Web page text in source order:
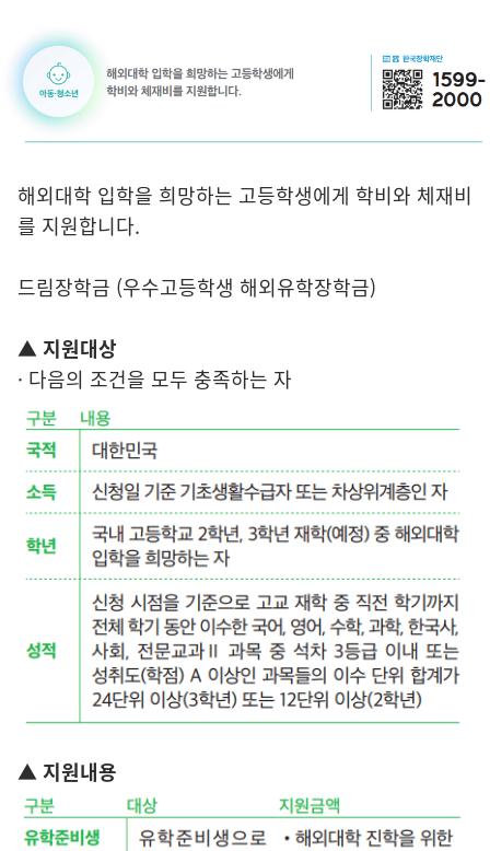
해외대학 입학을 희망하는 고등학생에게 학비와 체재비
를 지원합니다.
드림장학금 (우수고등학생 해외유학장학금)
▲ 지원대상
· 다음의 조건을 모두 충족하는 자
▲ 지원내용